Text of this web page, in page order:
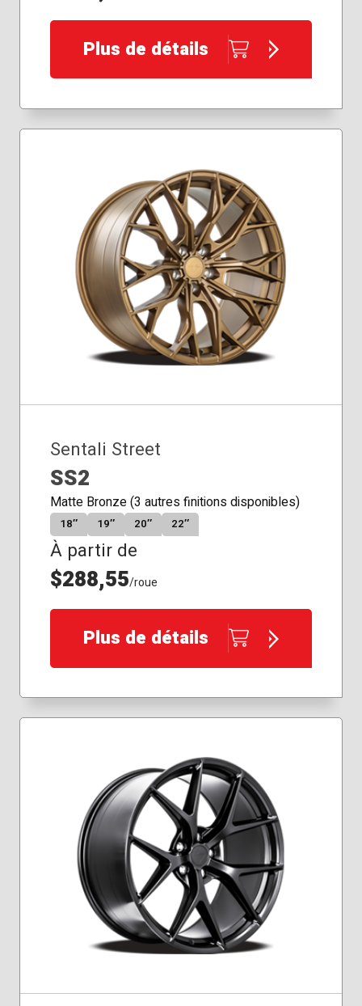
Plus de détails
Sentali Street
SS2
Matte Bronze (3 autres finitions disponibles)
18″ 19″ 20″ 22″
À partir de
$288,55/roue
Plus de détails